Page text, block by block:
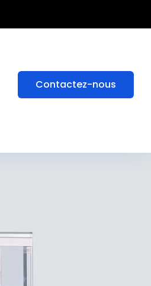
Contactez-nous